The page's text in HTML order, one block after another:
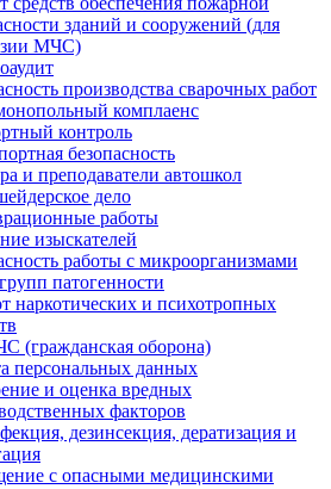
зданий и сооружений (для
МЧС)
производства сварочных работ
комплаенс
контроль
безопасность
и преподаватели автошкол
дело
работы
изыскателей
работы с микроорганизмами
патогенности
наркотических и психотропных
(гражданская оборона)
персональных данных
и оценка вредных
факторов
дезинсекция, дератизация и
с опасными медицинскими